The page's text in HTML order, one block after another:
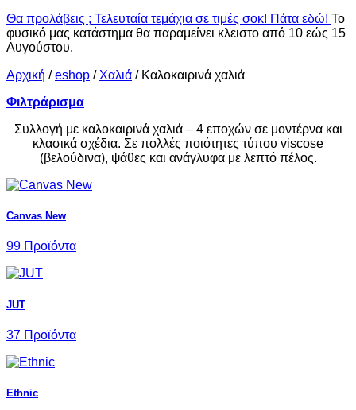
Θα προλάβεις ; Τελευταία τεμάχια σε τιμές σοκ! Πάτα εδώ! Το
φυσικό μας κατάστημα θα παραμείνει κλειστο από 10 εώς 15
Αυγούστου.
Αρχική /eshop / Χαλιά / Καλοκαιρινά χαλιά
Φιλτράρισμα
Συλλογή με καλοκαιρινά χαλιά – 4 εποχών σε μοντέρνα και
κλασικά σχέδια. Σε πολλές ποιότητες τύπου viscose
(βελούδινα), ψάθες και ανάγλυφα με λεπτό πέλος.
Canvas New
99 Προϊόντα
JUT
37 Προϊόντα
Ethnic